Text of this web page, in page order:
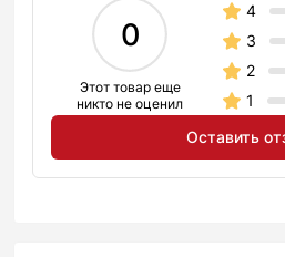
0
Этот товар еще
никто не оценил
4
3
2
1
Оставить